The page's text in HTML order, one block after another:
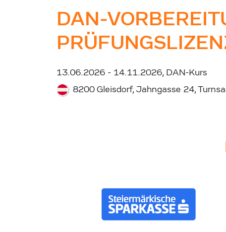
DAN-
13.06.2026 - 14.11.2026, DAN-Kurs
8200 Gleisdorf, Jahngasse 24,